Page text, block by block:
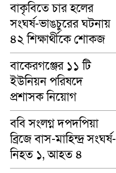
বাকৃবিতে চার হলের
সংঘর্ষ-ভাঙচুরের ঘটনায়
৪২ শিক্ষার্থীকে শোকজ
বাকেরগঞ্জের ১১ টি
ইউনিয়ন পরিষদে
প্রশাসক নিয়োগ
ববি সংলগ্ন দপদপিয়া
ব্রিজে বাস-মাহিন্দ্র সংঘর্ষ-
নিহত ১, আহত ৪